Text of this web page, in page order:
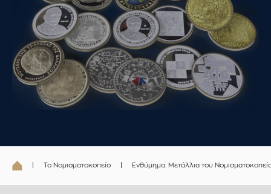
Το Νομισματοκοπείο Ενθύμημα. Μετάλλια του